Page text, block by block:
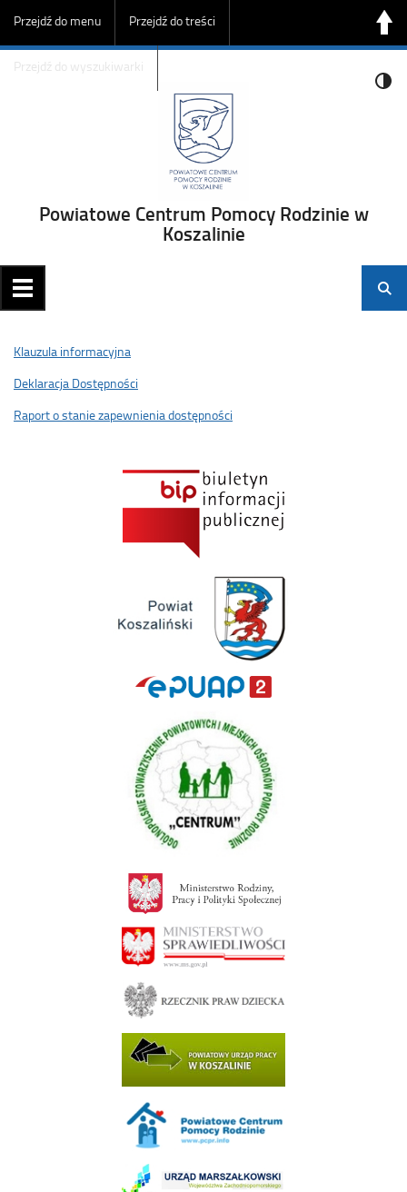
Przejdź do menu Przejdź do treści
Przejdź do wyszukiwarki
Powiatowe Centrum Pomocy Rodzinie w
Koszalinie
Klauzula informacyjna
Deklaracja Dostępności
Raport o stanie zapewnienia dostępności